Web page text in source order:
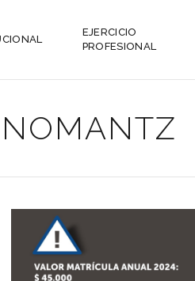
EJERCICIO
PROFESIONAL